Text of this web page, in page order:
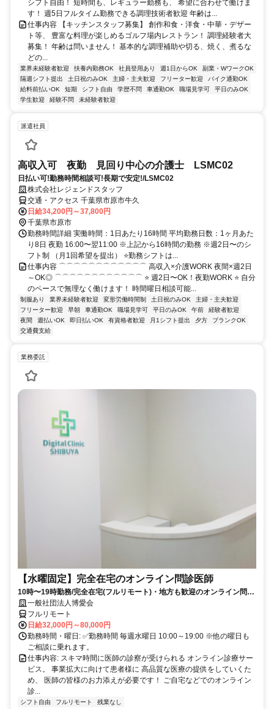
シフト自由！ 短時間も、レギュラー勤務も、 希望に合わせて働けま
す！ 週5日フルタイム勤務できる調理技術者歓迎 年齢は...
仕事内容 【キッチンスタッフ募集】 創作和食・洋食・中華・デザー
ト等、 豊富な料理が楽しめるゴルフ場内レストラン！ 調理経験者大
募集！ 年齢は問いません！ 基本的な調理補助や切る、焼く、煮るな
どの...
業界未経験者歓迎 扶養内勤務OK 社員登用あり 週1日からOK
副業・WワークOK
隔週シフト提出
土日祝のみOK 主婦・主夫歓迎 フリーター歓迎
バイク通勤OK
給料前払いOK
短期 シフト自由 学歴不問 車通勤OK 職場見学可
平日のみOK
学生歓迎
経験不問 未経験者歓迎
派遣社員
高収入可 夜勤 見回り中心の介護士 LSMC02
日払い可!勤務時間相談可!長期で安定!/LSMC02
株式会社レジェンドスタッフ
交通・アクセス 千葉県市原市牛久
日給34,200円～37,800円
千葉県市原市
勤務時間詳細 実働時間：1日あたり16時間 平均勤務日数：1ヶ月あた
り8日 夜勤 16:00〜翌11:00 ※上記から16時間の勤務 ※週2日〜のシ
フト制 （月1回希望を提出） ⭐勤務シフトは...
仕事内容 ⌒⌒⌒⌒⌒⌒⌒⌒⌒⌒⌒⌒ 高収入×介護WORK 夜間×週2日
～OK◎ ⌒⌒⌒⌒⌒⌒⌒⌒⌒⌒⌒⌒ ⭐ 週2日〜OK！夜勤WORK ⭐ 自分
のペースで無理なく働けます！ 時間曜日相談可能...
制服あり 業界未経験者歓迎 変形労働時間制 土日祝のみOK
主婦・主夫歓迎
フリーター歓迎
早朝 車通勤OK 職場見学可 平日のみOK 午前
経験者歓迎
夜間
週払いOK 即日払いOK 有資格者歓迎 月1シフト提出 夕方
ブランクOK
交通費支給
業務委託
【水曜固定】完全在宅のオンライン問診医師
10時〜19時勤務/完全在宅(フルリモート)・地方も歓迎のオンライン問診
業務一般社団法人博愛会
フルリモート
日給32,000円～80,000円
勤務時間・曜日: ✅勤務時間 毎週水曜日 10:00～19:00 ※他の曜日も
ご相談に乗れます。
仕事内容: スキマ時間に医師の診察が受けられる オンライン診療サー
ビス。 事業拡大に向けて患者様に 高品質な医療の提供をしていくた
め、 医師の皆様のお力添えが必要です！ ご自宅などでのオンライン
診...
シフト自由 フルリモート 残業なし